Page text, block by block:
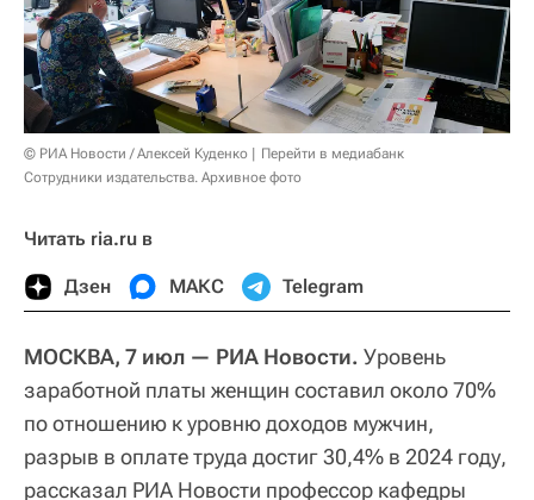
© РИА Новости / Алексей Куденко
Перейти в медиабанк
Сотрудники издательства. Архивное фото
Читать ria.ru в
Дзен МАКС Telegram
МОСКВА, 7 июл — РИА Новости. Уровень
заработной платы женщин составил около 70%
по отношению к уровню доходов мужчин,
разрыв в оплате труда достиг 30,4% в 2024 году,
рассказал РИА Новости профессор кафедры